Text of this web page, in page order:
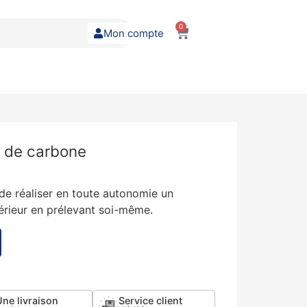
Mon compte
0
de carbone
réaliser en toute autonomie un
en prélevant soi-même.
livraison
Service client